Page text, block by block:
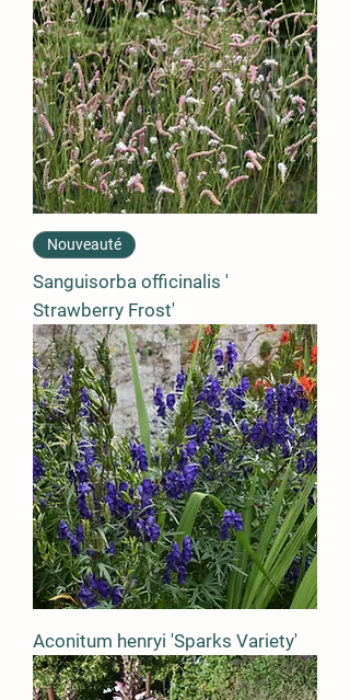
Nouveauté
Sanguisorba officinalis '
Strawberry Frost'
Aconitum henryi 'Sparks Variety'